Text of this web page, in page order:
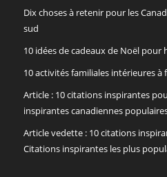
Dix choses à retenir pour les
sud
10 idées de cadeaux de Noël pour
10 activités familiales intérieures à
Article : 10 citations inspirantes
inspirantes canadiennes
Article vedette : 10 citations
Citations inspirantes les plus